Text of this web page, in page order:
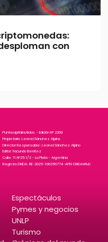
con
Puntocapitalnoticias - Edición N° 2269
Propietario: Leonel Sánchez Alpino
Director Responsable: Leonel Sánchez Alpino
Editor: Facundo Benitez
Calle 71 N°25 1/2 - La Plata - Argentina
Registro DNDA: RE-2025-106356774-APN-DNDA#MJ
Espectáculos
Pymes y negocios
UNLP
Turismo